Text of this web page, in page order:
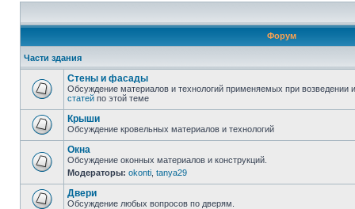
Форум
Части здания
Стены и фасады
Обсуждение материалов и технологий применяемых при возведении
статей по этой теме
Крыши
Обсуждение кровельных материалов и технологий
Окна
Обсуждение оконных материалов и конструкций.
Модераторы: okonti tanya29
Двери
Обсуждение любых вопросов по дверям.